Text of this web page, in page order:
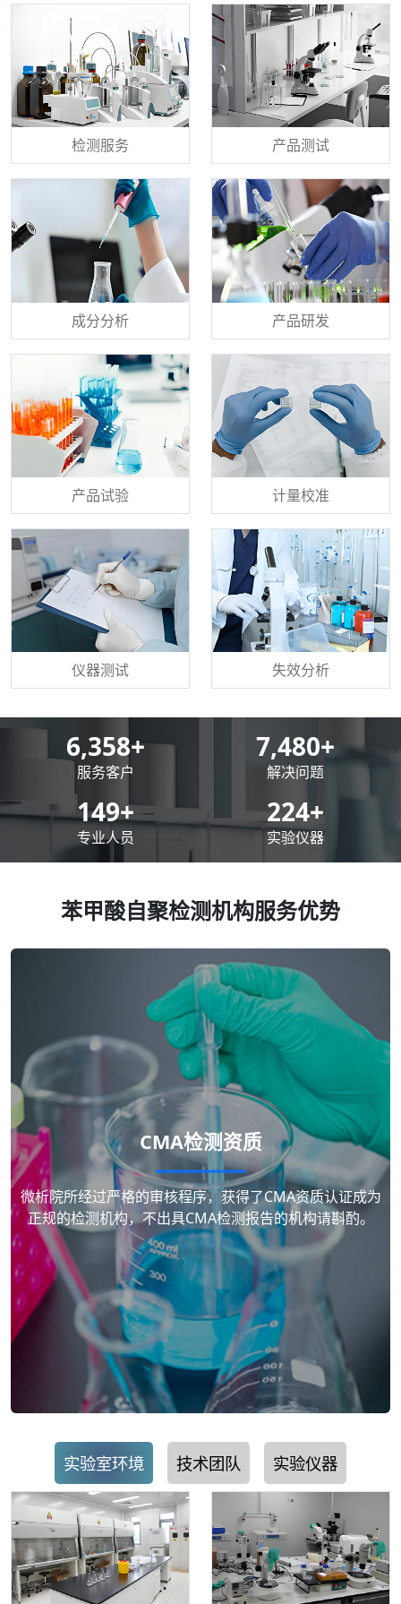
检测服务 产品测试
成分分析 产品研发
产品试验 计量校准
仪器测试 失效分析
8,500+
服务客户
10,000+
解决问题
200+
专业人员
300+
实验仪器
苯甲酸自聚检测机构服务优势
CMA检测资质
微析院所经过严格的审核程序，获得了CMA资质认证成为
正规的检测机构，不出具CMA检测报告的机构请斟酌。
实验室环境 技术团队 实验仪器